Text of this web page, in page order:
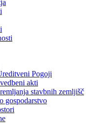
Pogoji
akti
stavbnih zemljišč
gospodarstvo